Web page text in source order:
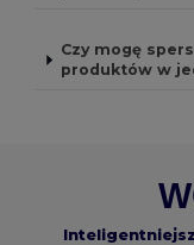
Czy mogę
produktów w